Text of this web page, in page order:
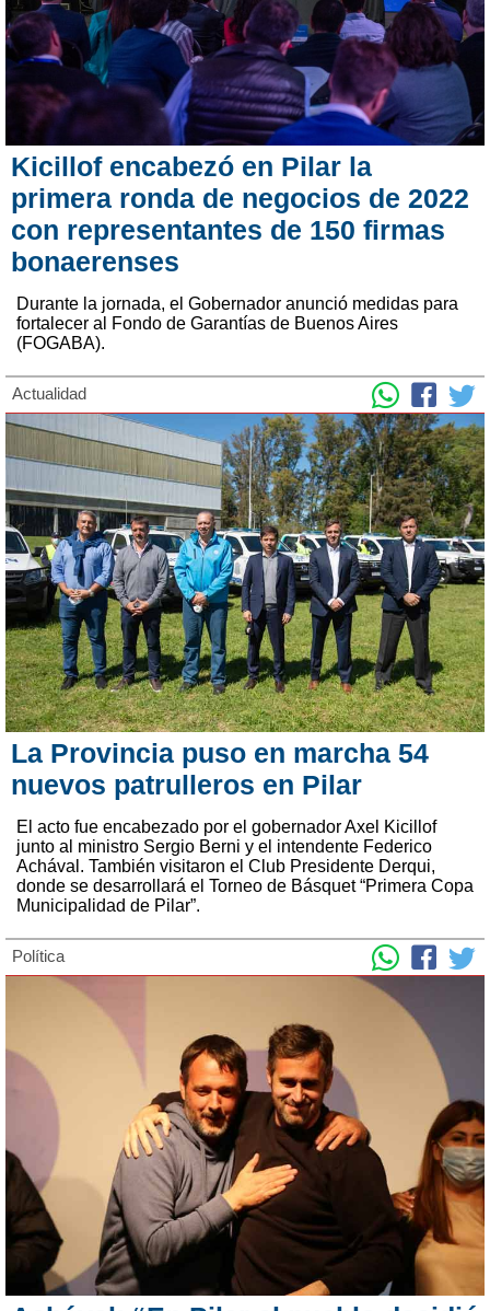
Kicillof encabezó en Pilar la
primera ronda de negocios de 2022
con representantes de 150 firmas
bonaerenses
Durante la jornada, el Gobernador anunció medidas para
fortalecer al Fondo de Garantías de Buenos Aires
(FOGABA).
Actualidad
La Provincia puso en marcha 54
nuevos patrulleros en Pilar
El acto fue encabezado por el gobernador Axel Kicillof
junto al ministro Sergio Berni y el intendente Federico
Achával. También visitaron el Club Presidente Derqui,
donde se desarrollará el Torneo de Básquet “Primera Copa
Municipalidad de Pilar”.
Política